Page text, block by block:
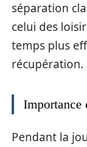
séparation
celui des
temps plus
récupération.
Importance
Pendant la